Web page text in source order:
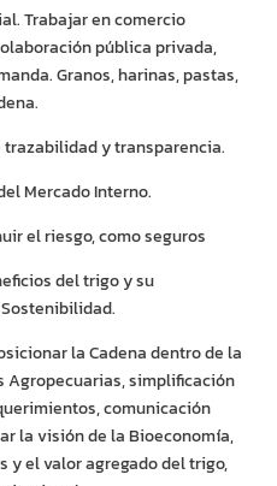
Trabajar en comercio
pública privada,
Granos, harinas, pastas,
y transparencia.
Mercado Interno.
el riesgo, como seguros
del trigo y su
la Cadena dentro de la
Agropecuarias, simplificación
comunicación
la visión de la Bioeconomía,
y el valor agregado del trigo,